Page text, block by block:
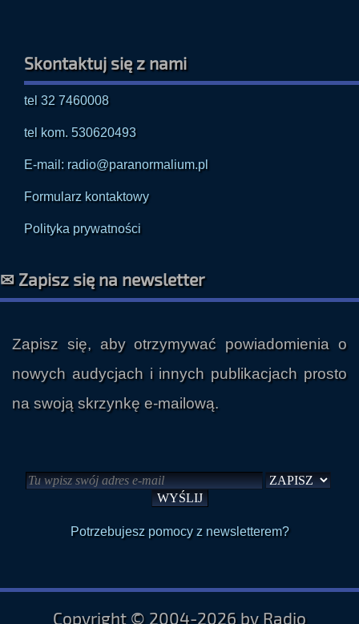
Skontaktuj się z nami
tel 32 7460008
tel kom. 530620493
E-mail: radio@paranormalium.pl
Formularz kontaktowy
Polityka prywatności
✉ Zapisz się na newsletter
Zapisz się, aby otrzymywać powiadomienia o
nowych audycjach i innych publikacjach prosto
na swoją skrzynkę e-mailową.
Potrzebujesz pomocy z newsletterem?
Copyright © 2004-2026 by Radio